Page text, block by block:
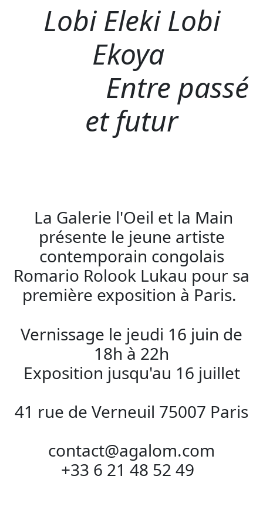
Lobi Eleki Lobi
Ekoya
Entre passé
et futur
La Galerie l'Oeil et la Main
présente le jeune artiste
contemporain congolais
Romario Rolook Lukau pour sa
première exposition à Paris.
Vernissage le jeudi 16 juin de
18h à 22h
Exposition jusqu'au 16 juillet
41 rue de Verneuil 75007 Paris
contact@agalom.com
+33 6 21 48 52 49